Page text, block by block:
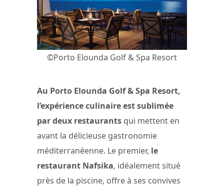
©Porto Elounda Golf & Spa Resort
Au Porto Elounda Golf & Spa Resort,
l’expérience culinaire est sublimée
par deux restaurants qui mettent en
avant la délicieuse gastronomie
méditerranéenne. Le premier, le
restaurant Nafsika, idéalement situé
près de la piscine, offre à ses convives